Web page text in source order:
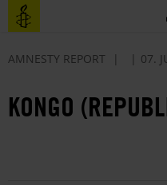
Direkt
zum
Benutzermenü
AMNESTY REPORT 07.
KONGO